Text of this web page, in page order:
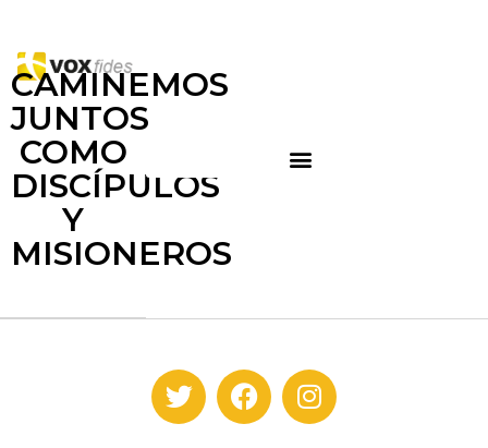
CAMINEMOS
JUNTOS
COMO
DISCÍPULOS
Y
MISIONEROS